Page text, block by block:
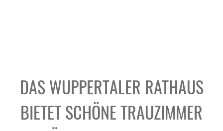
DAS WUPPERTALER RATHAUS
BIETET SCHÖNE TRAUZIMMER